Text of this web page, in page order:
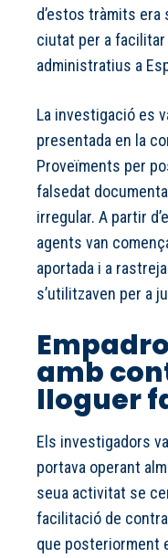
d’estos tràmits era
ciutat per a
administratius a
La investigació es
presentada en la
Proveïments per
falsedat
irregular. A partir
agents van
aportada i a
s’utilitzaven per a
amb
lloguer
Els investigadors
portava operant
seua activitat se
facilitació de
que posteriorment